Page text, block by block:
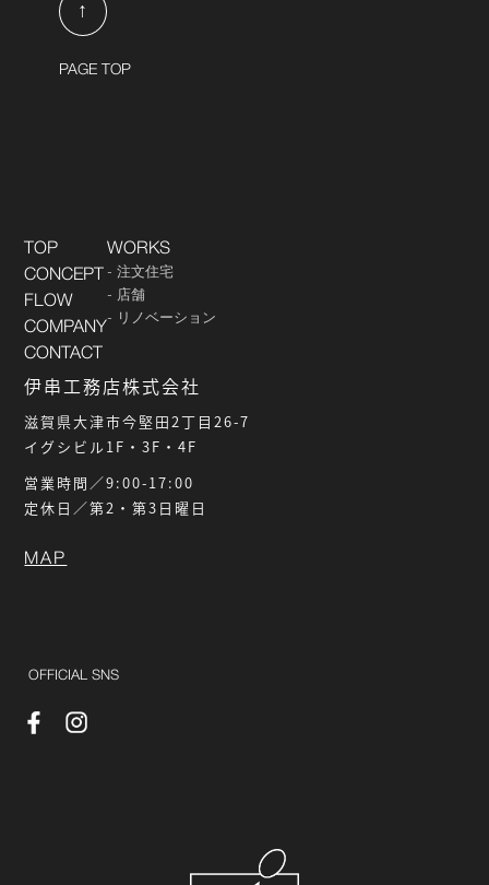
↑
PAGE TOP
TOP
CONCEPT
FLOW
COMPANY
CONTACT
WORKS
注文住宅
店舗
リノベーション
MAP
伊串工務店株式会社
滋賀県大津市今堅田2丁目26-7
イグシビル1F・3F・4F
営業時間／9:00-17:00
定休日／第2・第3日曜日
OFFICIAL SNS